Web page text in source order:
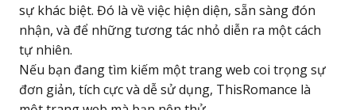
sự khác biệt. Đó là về việc hiện diện, sẵn sàng đón
nhận, và để những tương tác nhỏ diễn ra một cách
tự nhiên.
Nếu bạn đang tìm kiếm một trang web coi trọng sự
đơn giản, tích cực và dễ sử dụng, ThisRomance là